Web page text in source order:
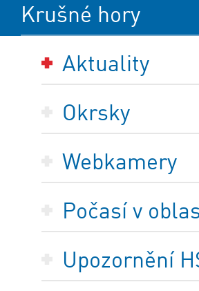
Krušné hory
Aktuality
Okrsky
Webkamery
Počasí v
Upozornění